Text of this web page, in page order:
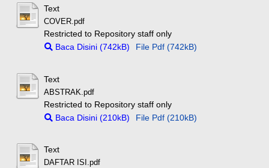
Text
COVER.pdf
Restricted to Repository staff only
Baca Disini (742kB)
File Pdf (742kB)
Text
ABSTRAK.pdf
Restricted to Repository staff only
Baca Disini (210kB)
File Pdf (210kB)
Text
DAFTAR ISI.pdf